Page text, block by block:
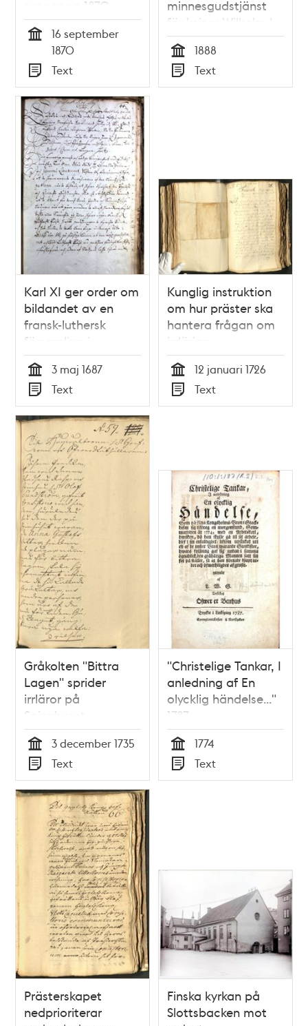
synagoga 1870
16 september
1870
Typ
Text
minnesgudstjänst
för kejsar Wilhelm I
1888
Tid
1888
Typ
Text
Karl XI ger order om
bildandet av en
fransk-luthersk
församling i
Stockholm 1687
Tid
3 maj 1687
Typ
Text
Kunglig instruktion
om hur präster ska
hantera frågan om
irrläriga
Tid
12 januari 1726
Typ
Text
Gråkolten "Bittra
Lagen" sprider
irrläror på
Spinnhuset
Tid
3 december 1735
Typ
Text
"Christelige Tankar, I
anledning af En
olycklig händelse..."
1787
Tid
1774
Typ
Text
Prästerskapet
nedprioriterar
Finska kyrkan på
Slottsbacken mot